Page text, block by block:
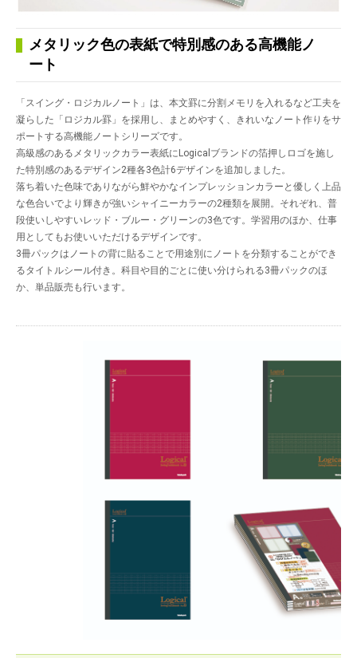
メタリック色の表紙で特別感のある高機能ノ
ート
「スイング・ロジカルノート」は、本文罫に分割メモリを入れるなど工夫を
凝らした「ロジカル罫」を採用し、まとめやすく、きれいなノート作りをサ
ポートする高機能ノートシリーズです。
高級感のあるメタリックカラー表紙にLogicalブランドの箔押しロゴを施し
た特別感のあるデザイン2種各3色計6デザインを追加しました。
落ち着いた色味でありながら鮮やかなインプレッションカラーと優しく上品
な色合いでより輝きが強いシャイニーカラーの2種類を展開。それぞれ、普
段使いしやすいレッド・ブルー・グリーンの3色です。学習用のほか、仕事
用としてもお使いいただけるデザインです。
3冊パックはノートの背に貼ることで用途別にノートを分類することができ
るタイトルシール付き。科目や目的ごとに使い分けられる3冊パックのほ
か、単品販売も行います。